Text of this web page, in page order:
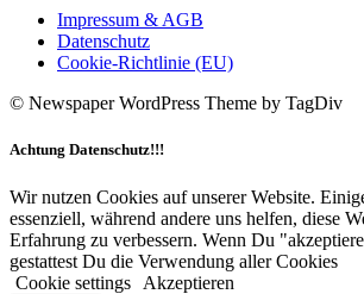
Impressum & AGB
Datenschutz
Cookie-Richtlinie (EU)
© Newspaper WordPress Theme by TagDiv
Achtung Datenschutz!!!
Wir nutzen Cookies auf unserer Website.
essenziell, während andere uns helfen, diese
Erfahrung zu verbessern. Wenn Du
gestattest Du die Verwendung aller Cookies
Cookie settings
Akzeptieren